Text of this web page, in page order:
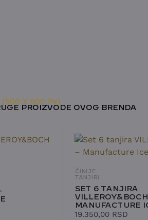
PROIZVODE OVOG BRENDA
ČINIJE
TANJIRI
SET 6 TANJIRA
MANUFACTURE
19.350,00 RSD